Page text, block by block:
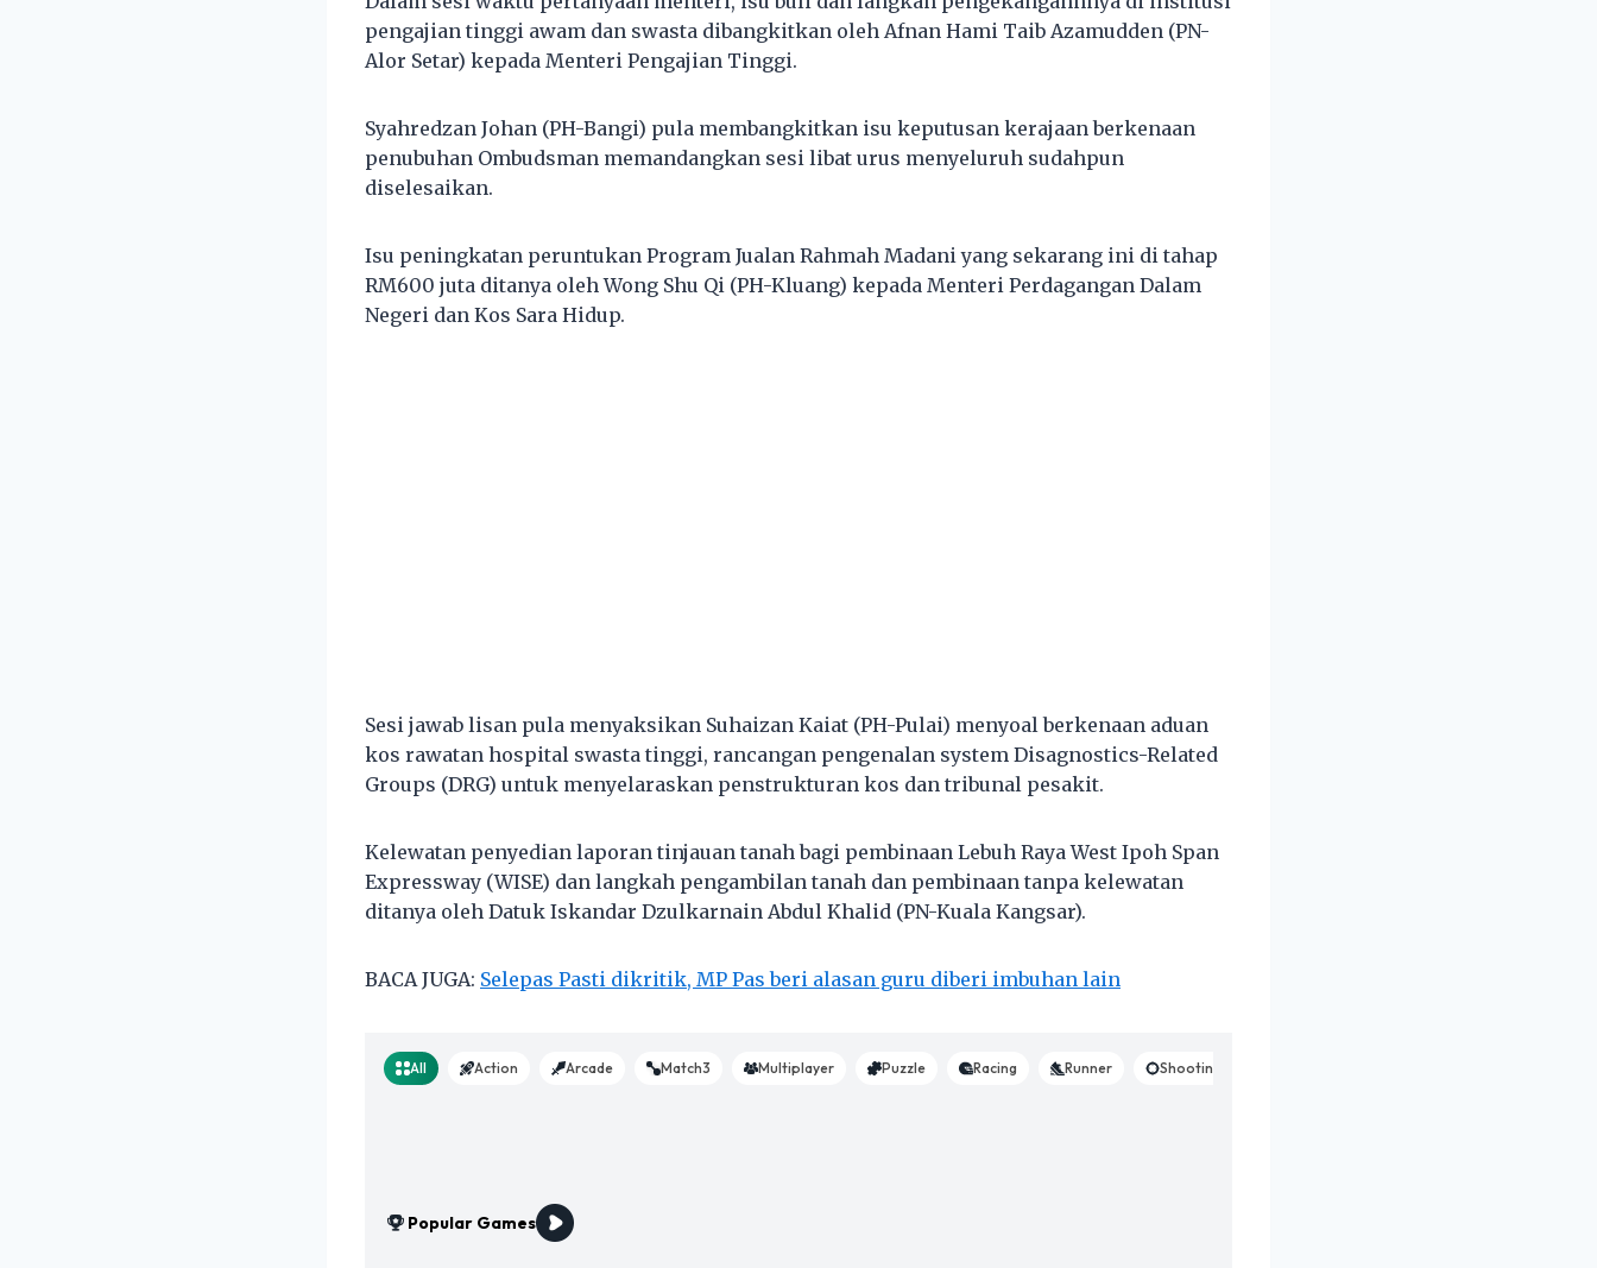
pengajian tinggi awam dan swasta dibangkitkan oleh Afnan Hami Taib Azamudden (PN-
Alor Setar) kepada Menteri Pengajian Tinggi.
Syahredzan Johan (PH-Bangi) pula membangkitkan isu keputusan kerajaan berkenaan
penubuhan Ombudsman memandangkan sesi libat urus menyeluruh sudahpun
diselesaikan.
Isu peningkatan peruntukan Program Jualan Rahmah Madani yang sekarang ini di tahap
RM600 juta ditanya oleh Wong Shu Qi (PH-Kluang) kepada Menteri Perdagangan Dalam
Negeri dan Kos Sara Hidup.
Sesi jawab lisan pula menyaksikan Suhaizan Kaiat (PH-Pulai) menyoal berkenaan aduan
kos rawatan hospital swasta tinggi, rancangan pengenalan system Disagnostics-Related
Groups (DRG) untuk menyelaraskan penstrukturan kos dan tribunal pesakit.
Kelewatan penyedian laporan tinjauan tanah bagi pembinaan Lebuh Raya West Ipoh Span
Expressway (WISE) dan langkah pengambilan tanah dan pembinaan tanpa kelewatan
ditanya oleh Datuk Iskandar Dzulkarnain Abdul Khalid (PN-Kuala Kangsar).
BACA JUGA: Selepas Pasti dikritik, MP Pas beri alasan guru diberi imbuhan lain